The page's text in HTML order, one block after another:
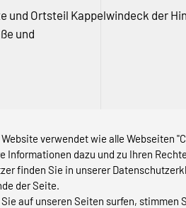
Website verwendet wie alle Webseiten
Informationen dazu und zu Ihren
finden Sie in unserer
der Seite.
Sie auf unseren Seiten surfen, stimmen
und Ortsteil Kappelwindeck der
und